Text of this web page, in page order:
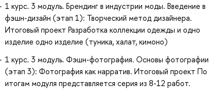
1 курс. 3 модуль. Брендинг в индустрии моды. Введение в
фэшн-дизайн (этап 1): Творческий метод дизайнера.
Итоговый проект Разработка коллекции одежды и одно
изделие одно изделие (туника, халат, кимоно)
1 курс. 3 модуль. Фэшн-фотография. Основы фотографии
(этап 3): Фотография как нарратив. Итоговый проект По
итогам модуля представляется серия из 8-12 работ.